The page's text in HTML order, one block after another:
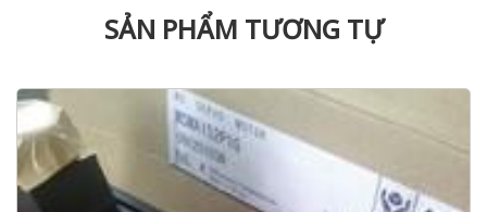
SẢN PHẨM TƯƠNG TỰ